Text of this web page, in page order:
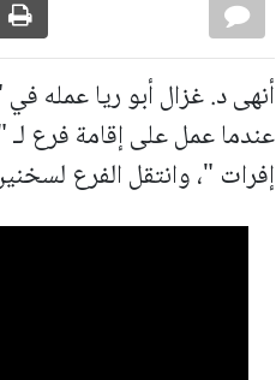
عندما عمل على إقامة فرع
إفرات "، وانتقل الفرع لسخنين